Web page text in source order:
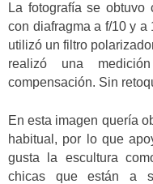
La fotografía se obtuvo
con diafragma a f/10 y a
utilizó un filtro
realizó una
compensación. Sin
En esta imagen quería
habitual, por lo que
gusta la escultura
chicas que están a